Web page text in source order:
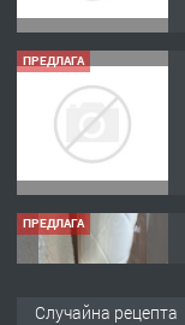
ПРЕДЛАГА
Случайна рецепта